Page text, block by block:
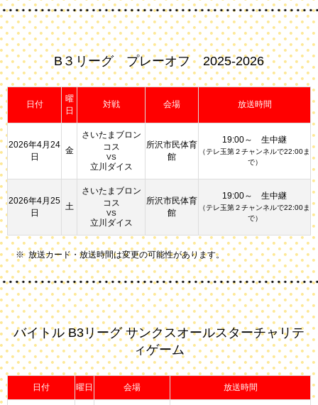
B３リーグ プレーオフ 2025-2026
日付
曜
日
対戦 会場 放送時間
2026年4月24
日
金
さいたまブロン
コス
VS
立川ダイス
所沢市民体育
館
19:00～ 生中継
（テレ玉第２チャンネルで22:00ま
で）
2026年4月25
日
土
さいたまブロン
コス
VS
立川ダイス
所沢市民体育
館
19:00～ 生中継
（テレ玉第２チャンネルで22:00ま
で）
放送カード・放送時間は変更の可能性があります。
バイトル B3リーグ サンクスオールスターチャリテ
ィゲーム
日付 曜日 会場 放送時間